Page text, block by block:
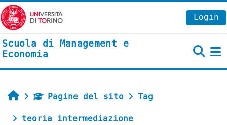
Vai al contenuto principale
Login
Scuola di Management e
Economia
HomePagine del sito
Tag
teoria intermediazione